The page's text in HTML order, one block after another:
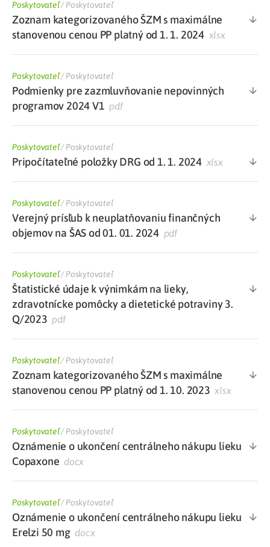
Poskytovateľ/Poskytovateľ
Zoznam kategorizovaného ŠZM s maximálne
stanovenou cenou PP platný od 1. 1. 2024 xlsx
Poskytovateľ/Poskytovateľ
Podmienky pre zazmluvňovanie nepovinných
programov 2024 V1 pdf
Poskytovateľ/Poskytovateľ
Pripočítateľné položky DRG od 1. 1. 2024 xlsx
Poskytovateľ/Poskytovateľ
Verejný prísľub k neuplatňovaniu finančných
objemov na ŠAS od 01. 01. 2024 pdf
Poskytovateľ/Poskytovateľ
Štatistické údaje k výnimkám na lieky,
zdravotnícke pomôcky a dietetické potraviny 3.
Q/2023 pdf
Poskytovateľ/Poskytovateľ
Zoznam kategorizovaného ŠZM s maximálne
stanovenou cenou PP platný od 1. 10. 2023 xlsx
Poskytovateľ/Poskytovateľ
Oznámenie o ukončení centrálneho nákupu lieku
Copaxone docx
Poskytovateľ/Poskytovateľ
Oznámenie o ukončení centrálneho nákupu lieku
Erelzi 50 mgdocx